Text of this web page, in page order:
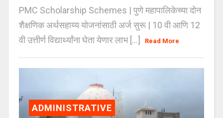
PMC Scholarship Schemes | पुणे महापालिकेच्या दोन
शैक्षणिक अर्थसहाय्य योजनांसाठी अर्ज सुरू | 10 वी आणि 12
वी उत्तीर्ण विद्यार्थ्यांना घेता येणार लाभ [...]
Read More
ADMINISTRATIVE